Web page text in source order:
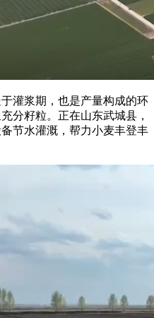
浆期，也是产量构成的环
分籽粒。正在山东武城县，
节水灌溉，帮力小麦丰登丰